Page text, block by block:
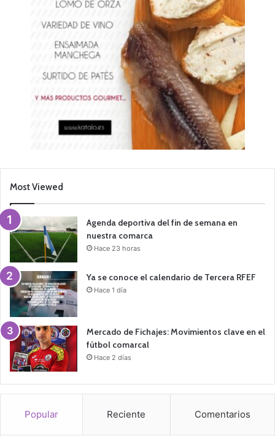
Most Viewed
Agenda deportiva del fin de semana en
nuestra comarca
Hace 23 horas
Ya se conoce el calendario de Tercera RFEF
Hace 1 día
Mercado de Fichajes: Movimientos clave en el
fútbol comarcal
Hace 2 días
Popular Reciente Comentarios